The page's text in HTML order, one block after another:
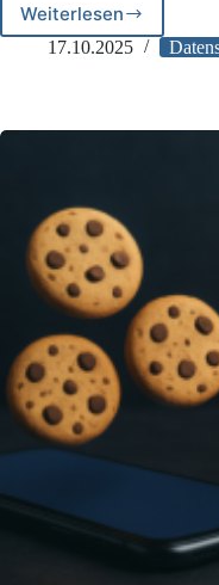
Weiterlesen
Neue
EU-
Online-
17.10.2025